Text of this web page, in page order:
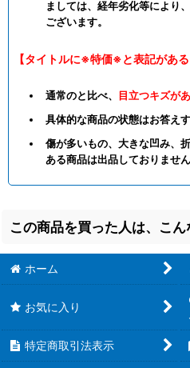
ましては、経年劣化等により
ございます。
【タイトルに※特価※と表記がある
通常のと比べ、 目立つキズが
具体的な商品の状態はお答え
傷が多いもの、大きな凹み、
ある商品は出品しておりません
この商品を買った人は、こ
【OSC-KGY】早坂愛 【OSC-KGY
ホーム
お気に入り
特定商取引法表示